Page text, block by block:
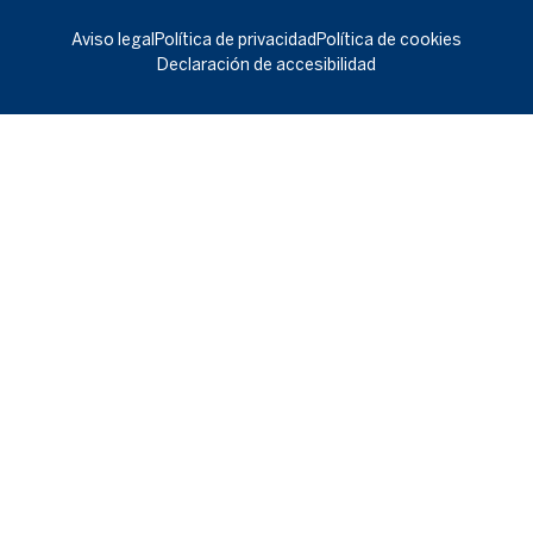
Aviso legal Política de privacidadPolítica de cookies
Declaración de accesibilidad